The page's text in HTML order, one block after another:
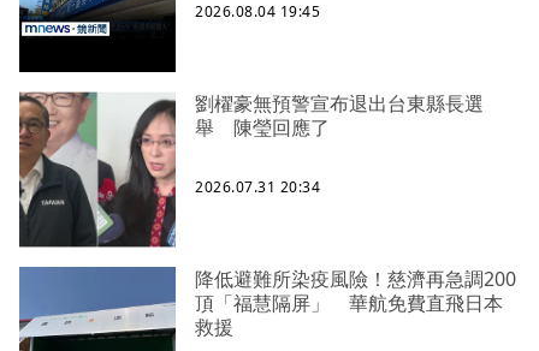
2026.08.04 19:45
劉櫂豪無預警宣布退出台東縣長選
舉 陳瑩回應了
2026.07.31 20:34
降低避難所染疫風險！慈濟再急調200
頂「福慧隔屏」 華航免費直飛日本
救援